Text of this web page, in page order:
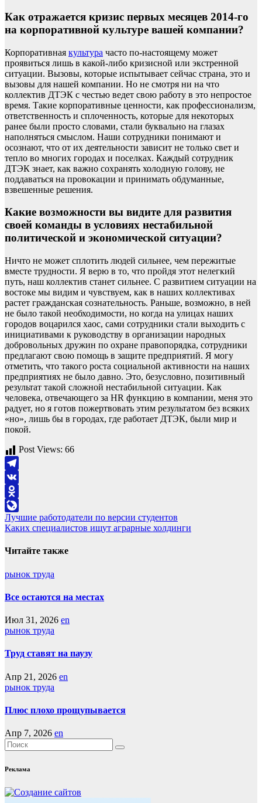
Как отражается кризис первых месяцев 2014-го
на корпоративной культуре вашей компании?
Корпоративная культура часто по-настоящему может
проявиться лишь в какой-либо кризисной или экстренной
ситуации. Вызовы, которые испытывает сейчас страна, это и
вызовы для нашей компании. Но не смотря ни на что
коллектив ДТЭК с честью ведет свою работу в это непростое
время. Такие корпоративные ценности, как профессионализм,
ответственность и сплоченность, которые для некоторых
ранее были просто словами, стали буквально на глазах
наполняться смыслом. Наши сотрудники понимают и
осознают, что от их деятельности зависит не только свет и
тепло во многих городах и поселках. Каждый сотрудник
ДТЭК знает, как важно сохранять холодную голову, не
поддаваться на провокации и принимать обдуманные,
взвешенные решения.
Какие возможности вы видите для развития
своей команды в условиях нестабильной
политической и экономической ситуации?
Ничто не может сплотить людей сильнее, чем пережитые
вместе трудности. Я верю в то, что пройдя этот нелегкий
путь, наш коллектив станет сильнее. С развитием ситуации на
востоке мы видим и чувствуем, как в наших коллективах
растет гражданская сознательность. Раньше, возможно, в ней
не было такой необходимости, но когда на улицах наших
городов воцарился хаос, сами сотрудники стали выходить с
инициативами к руководству в организации народных
добровольных дружин по охране правопорядка, сотрудники
предлагают свою помощь в защите предприятий. Я могу
отметить, что такого роста социальной активности на наших
предприятиях не было давно. Это, безусловно, позитивный
результат такой сложной нестабильной ситуации. Как
человека, отвечающего за HR функцию в компании, меня это
радует, но я готов пожертвовать этим результатом без всяких
«но», лишь бы в городах, где работает ДТЭК, были мир и
покой.
Post Views: 66
Telegram
VK
Odnoklassniki
LiveJournal
Навигация
по
записям
Лучшие работодатели по версии студентов
Каких специалистов ищут аграрные холдинги
Читайте также
рынок труда
Все остаются на местах
Июл 31, 2026 en
рынок труда
Труд ставят на паузу
Апр 21, 2026 en
рынок труда
Плюс плохо прощупывается
Апр 7, 2026 en
Реклама